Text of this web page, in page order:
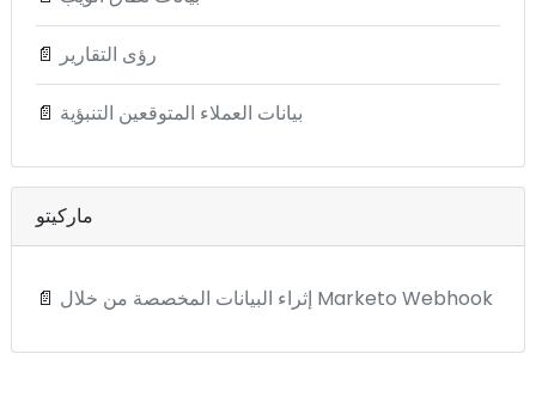
📄 رؤى التقارير
📄 بيانات العملاء المتوقعين التنبؤية
ماركيتو
📄 إثراء البيانات المخصصة من خلال Marketo Webhook